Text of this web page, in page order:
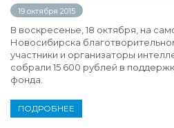
19 октября 2015
В воскресенье, 18 октября, на
Новосибирска
участники и организаторы
собрали 15 600 рублей в
фонда.
ПОДРОБНЕЕ